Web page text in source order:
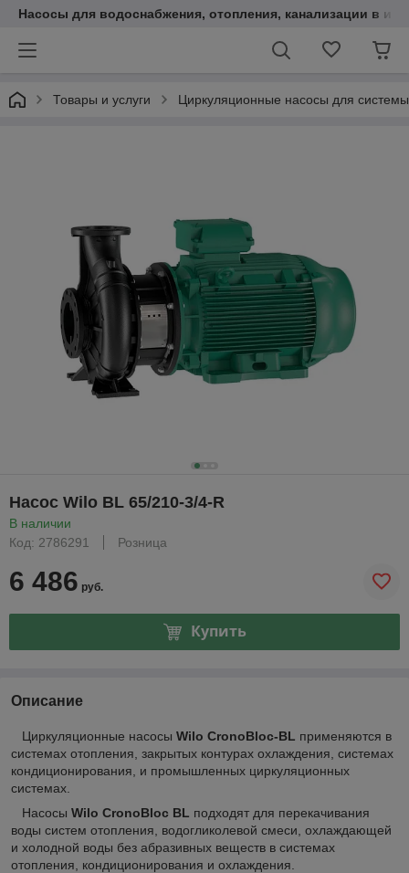
Насосы для водоснабжения, отопления, канализации в
Товары и услуги Циркуляционные насосы для
Насос Wilo BL 65/210-3/4-R
В наличии
Код: 2786291
Розница
6 486 руб.
Купить
Описание
Циркуляционные насосы Wilo CronoBloc-BL применяются в
системах отопления, закрытых контурах охлаждения, системах
кондиционирования, и промышленных циркуляционных
системах.
Насосы Wilo CronoBloc BL подходят для перекачивания
воды систем отопления, водогликолевой смеси, охлаждающей
и холодной воды без абразивных веществ в системах
отопления, кондиционирования и охлаждения.